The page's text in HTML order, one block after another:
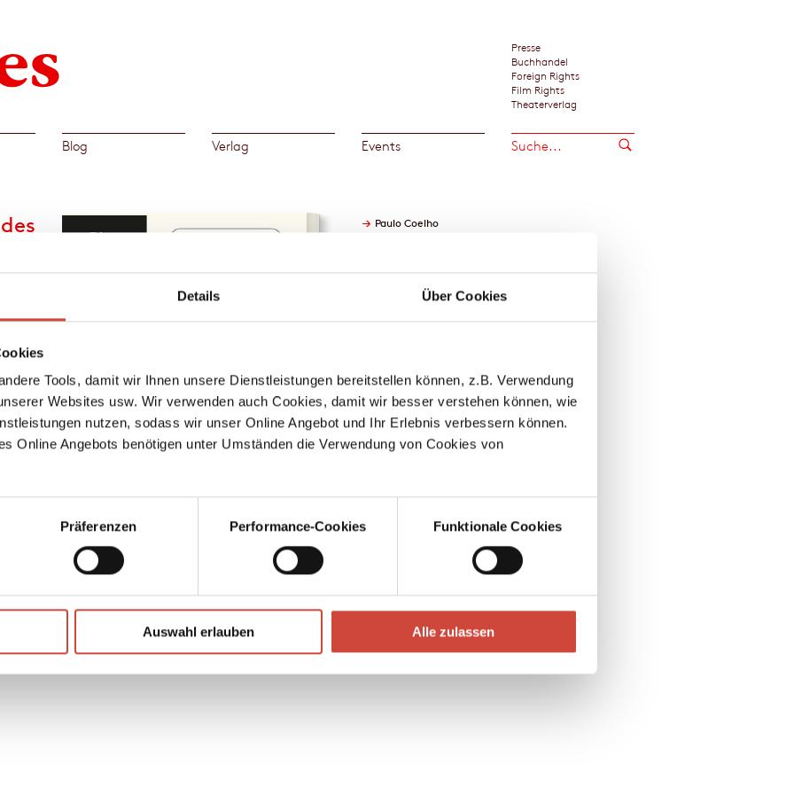
Details Über Cookies
Tools, damit wir Ihnen unsere Dienstleistungen bereitstellen können, z.B. Verwendung
Websites usw. Wir verwenden auch Cookies, damit wir besser verstehen können, wie
nutzen, sodass wir unser Online Angebot und Ihr Erlebnis verbessern können.
Online Angebots benötigen unter Umständen die Verwendung von Cookies von
Präferenzen Performance-Cookies Funktionale Cookies
Auswahl erlauben Alle zulassen
Presse
Buchhandel
Foreign Rights
Film Rights
Theaterverlag
Blog Verlag Events
und
→ Paulo Coelho